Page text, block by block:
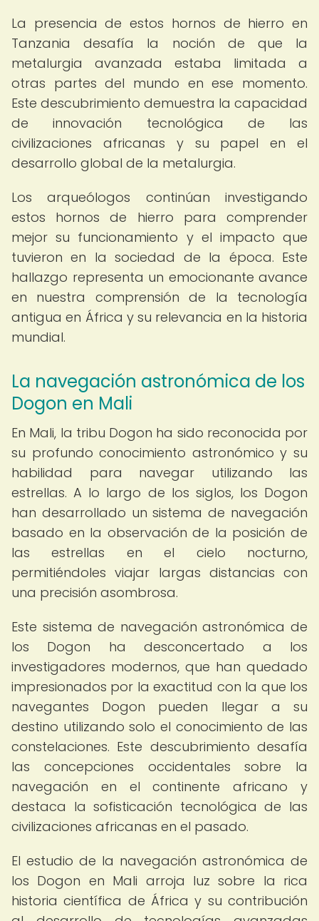
La presencia de estos hornos de hierro en
Tanzania desafía la noción de que la
metalurgia avanzada estaba limitada a
otras partes del mundo en ese momento.
Este descubrimiento demuestra la capacidad
de innovación tecnológica de las
civilizaciones africanas y su papel en el
desarrollo global de la metalurgia.
Los arqueólogos continúan investigando
estos hornos de hierro para comprender
mejor su funcionamiento y el impacto que
tuvieron en la sociedad de la época. Este
hallazgo representa un emocionante avance
en nuestra comprensión de la tecnología
antigua en África y su relevancia en la historia
mundial.
La navegación astronómica de los
Dogon en Mali
En Mali, la tribu Dogon ha sido reconocida por
su profundo conocimiento astronómico y su
habilidad para navegar utilizando las
estrellas. A lo largo de los siglos, los Dogon
han desarrollado un sistema de navegación
basado en la observación de la posición de
las estrellas en el cielo nocturno,
permitiéndoles viajar largas distancias con
una precisión asombrosa.
Este sistema de navegación astronómica de
los Dogon ha desconcertado a los
investigadores modernos, que han quedado
impresionados por la exactitud con la que los
navegantes Dogon pueden llegar a su
destino utilizando solo el conocimiento de las
constelaciones. Este descubrimiento desafía
las concepciones occidentales sobre la
navegación en el continente africano y
destaca la sofisticación tecnológica de las
civilizaciones africanas en el pasado.
El estudio de la navegación astronómica de
los Dogon en Mali arroja luz sobre la rica
historia científica de África y su contribución